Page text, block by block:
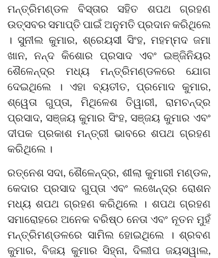
ମନ୍ତ୍ରିମଣ୍ଡଳ ବିସ୍ତାର ସହିତ ଶପଥ ଗ୍ରହଣ
ଉତ୍ସବର ସମାପ୍ତି ପାଇଁ ଅନୁମତି ପ୍ରଦାନ କରିଥିଲେ
। ସୁନୀଲ କୁମାର, ଶ୍ରେୟସୀ ସିଂହ, ମହମ୍ମଦ ଜମା
ଖାନ, ନନ୍ଦ କିଶୋର ପ୍ରସାଦ ଏବଂ ଇଞ୍ଜିନିୟର
ଶୈଳେନ୍ଦ୍ର ମଧ୍ୟ ମନ୍ତ୍ରିମଣ୍ଡଳରେ ଯୋଗ
ଦେଇଥିଲେ । ଏହା ବ୍ୟତୀତ, ପ୍ରମୋଦ କୁମାର,
ଶ୍ୱେତା ଗୁପ୍ତା, ମିଥିଳେଶ ତିୱାରୀ, ରାମଚନ୍ଦ୍ର
ପ୍ରସାଦ, ସଞ୍ଜୟ କୁମାର ସିଂହ, ସଞ୍ଜୟ କୁମାର ଏବଂ
ଦୀପକ ପ୍ରକାଶ ମନ୍ତ୍ରୀ ଭାବରେ ଶପଥ ଗ୍ରହଣ
କରିଥିଲେ ।
ରତ୍ନେଶ ସଦା, ଶୈଳେନ୍ଦ୍ର, ଶୀଲା କୁମାରୀ ମଣ୍ଡଳ,
କେଦାର ପ୍ରସାଦ ଗୁପ୍ତା ଏବଂ ଲଖେନ୍ଦ୍ର ରୋଶନ
ମଧ୍ୟ ଶପଥ ଗ୍ରହଣ କରିଥିଲେ । ଶପଥ ଗ୍ରହଣ
ସମାରୋହରେ ଅନେକ ବରିଷ୍ଠ ନେତା ଏବଂ ନୂତନ ମୁହଁ
ମନ୍ତ୍ରିମଣ୍ଡଳରେ ସାମିଲ ହୋଇଥିଲେ । ଶ୍ରବଣ
କୁମାର, ବିଜୟ କୁମାର ସିହ୍ନା, ଦିଲୀପ ଜୟସୱାଲ,